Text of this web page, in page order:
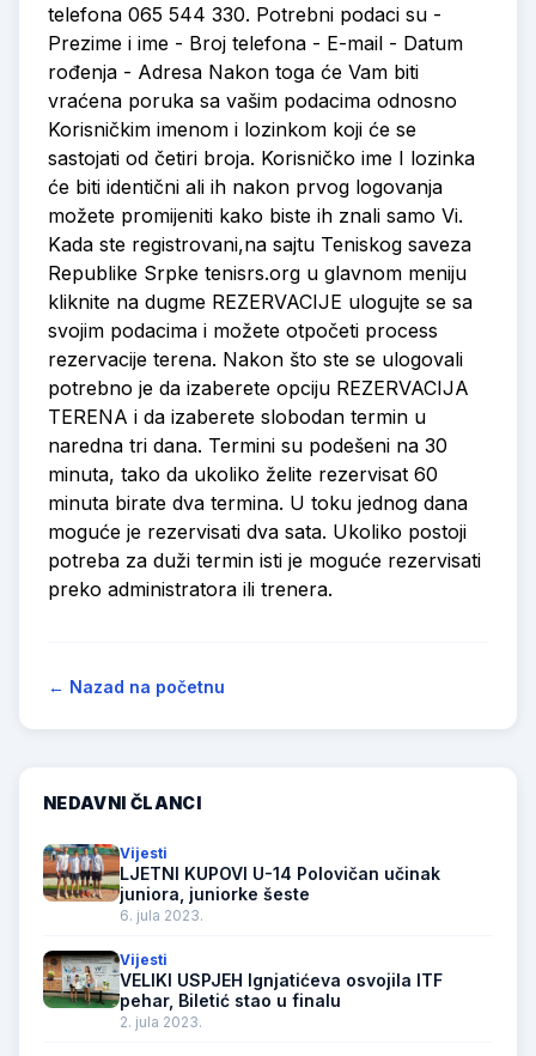
telefona 065 544 330. Potrebni podaci su -
Prezime i ime - Broj telefona - E-mail - Datum
rođenja - Adresa Nakon toga će Vam biti
vraćena poruka sa vašim podacima odnosno
Korisničkim imenom i lozinkom koji će se
sastojati od četiri broja. Korisničko ime I lozinka
će biti identični ali ih nakon prvog logovanja
možete promijeniti kako biste ih znali samo Vi.
Kada ste registrovani,na sajtu Teniskog saveza
Republike Srpke tenisrs.org u glavnom meniju
kliknite na dugme REZERVACIJE ulogujte se sa
svojim podacima i možete otpočeti process
rezervacije terena. Nakon što ste se ulogovali
potrebno je da izaberete opciju REZERVACIJA
TERENA i da izaberete slobodan termin u
naredna tri dana. Termini su podešeni na 30
minuta, tako da ukoliko želite rezervisat 60
minuta birate dva termina. U toku jednog dana
moguće je rezervisati dva sata. Ukoliko postoji
potreba za duži termin isti je moguće rezervisati
preko administratora ili trenera.
← Nazad na početnu
NEDAVNI ČLANCI
Vijesti
LJETNI KUPOVI U-14 Polovičan učinak
juniora, juniorke šeste
6. jula 2023.
Vijesti
VELIKI USPJEH Ignjatićeva osvojila ITF
pehar, Biletić stao u finalu
2. jula 2023.